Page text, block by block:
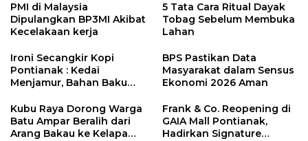
PMI di Malaysia
Dipulangkan BP3MI Akibat
Kecelakaan kerja
5 Tata Cara Ritual Dayak
Tobag Sebelum Membuka
Lahan
Ironi Secangkir Kopi
Pontianak : Kedai
Menjamur, Bahan Baku
BPS Pastikan Data
Masyarakat dalam Sensus
Ekonomi 2026 Aman
Kubu Raya Dorong Warga
Batu Ampar Beralih dari
Arang Bakau ke Kelapa
Frank & Co. Reopening di
GAIA Mall Pontianak,
Hadirkan Signature